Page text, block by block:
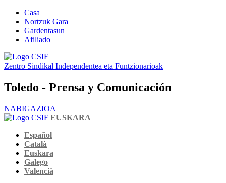
Casa
Nortzuk Gara
Gardentasun
Afiliado
Zentro Sindikal Independentea eta Funtzionarioak
Toledo - Prensa y Comunicación
NABIGAZIOA
EUSKARA
Español
Català
Euskara
Galego
Valencià